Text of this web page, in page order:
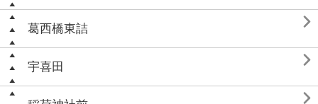
葛西橋東詰 
宇喜田 
